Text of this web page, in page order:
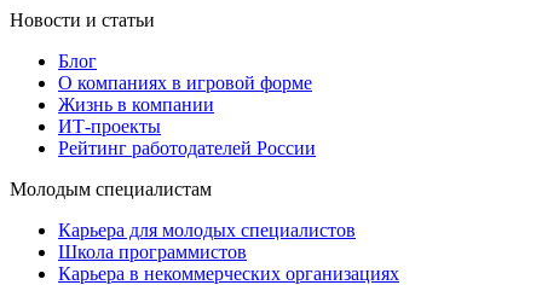
Новости и статьи
Блог
О компаниях в игровой форме
Жизнь в компании
ИТ-проекты
Рейтинг работодателей России
Молодым специалистам
Карьера для молодых специалистов
Школа программистов
Карьера в некоммерческих организациях